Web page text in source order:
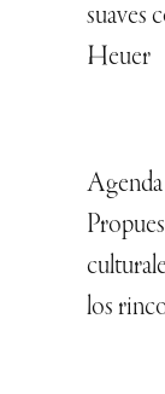
suaves
Heuer
los